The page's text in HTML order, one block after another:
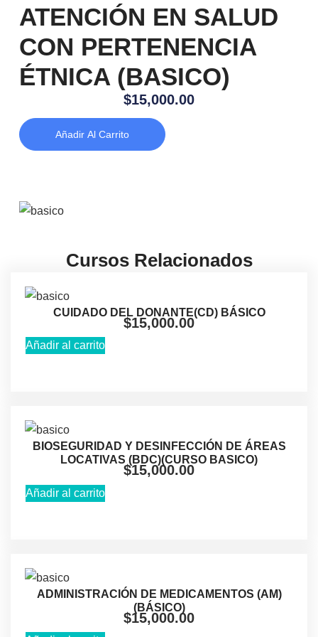
ATENCIÓN EN SALUD
CON PERTENENCIA
ÉTNICA (BASICO)
$15,000.00
Añadir Al Carrito
Cursos Relacionados
CUIDADO DEL DONANTE(CD) BÁSICO
$15,000.00
Añadir al carrito
BIOSEGURIDAD Y DESINFECCIÓN DE ÁREAS
LOCATIVAS (BDC)(CURSO BASICO)
$15,000.00
Añadir al carrito
ADMINISTRACIÓN DE MEDICAMENTOS (AM)
(BÁSICO)
$15,000.00